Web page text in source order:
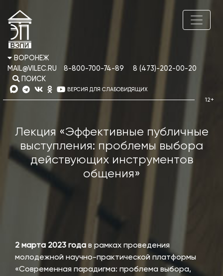
ВОРОНЕЖ
MAIL@VILEC.RU
8-800-700-74-89
8 (473)-202-00-20
ПОИСК
ВЕРСИЯ ДЛЯ СЛАБОВИДЯЩИХ
Лекция «Эффективные публичные
выступления: проблемы выбора
действующих инструментов
общения»
2 марта 2023 года в рамках проведения
молодежной научно-практической платформы
«Современная парадигма: проблема выбора,